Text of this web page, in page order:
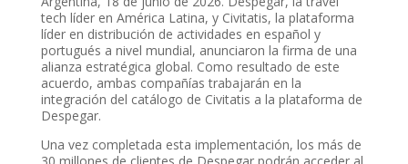
tech líder en América Latina, y Civitatis, la plataforma
líder en distribución de actividades en español y
portugués a nivel mundial, anunciaron la firma de una
alianza estratégica global. Como resultado de este
acuerdo, ambas compañías trabajarán en la
integración del catálogo de Civitatis a la plataforma de
Despegar.
Una vez completada esta implementación, los más de